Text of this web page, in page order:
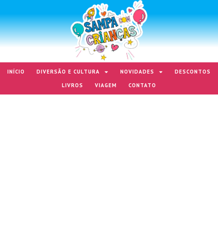
INÍCIO DIVERSÃO E CULTURA NOVIDADES
DESCONTOS
LIVROS
VIAGEM CONTATO